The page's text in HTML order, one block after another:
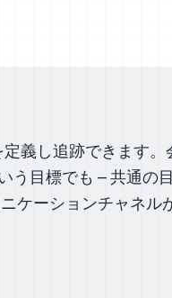
義し追跡できます。
目標でも – 共通の
ーションチャネル